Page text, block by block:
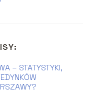
– STATYSTYKI,